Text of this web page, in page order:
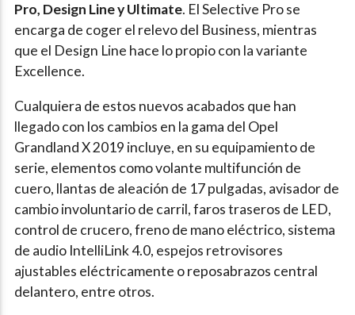
Pro, Design Line y Ultimate. El Selective Pro se
encarga de coger el relevo del Business, mientras
que el Design Line hace lo propio con la variante
Excellence.
Cualquiera de estos nuevos acabados que han
llegado con los cambios en la gama del Opel
Grandland X 2019 incluye, en su equipamiento de
serie, elementos como volante multifunción de
cuero, llantas de aleación de 17 pulgadas, avisador de
cambio involuntario de carril, faros traseros de LED,
control de crucero, freno de mano eléctrico, sistema
de audio IntelliLink 4.0, espejos retrovisores
ajustables eléctricamente o reposabrazos central
delantero, entre otros.